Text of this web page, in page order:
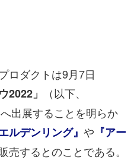
ロダクトは9月7日
2022」
（以下、
出展することを明らか
エルデンリング』 や 『アー
売するとのことである。